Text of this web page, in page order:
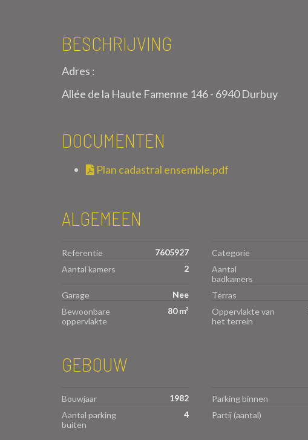
BESCHRIJVING
Adres :
Allée de la Haute Famenne 146 - 6940 Durbuy
DOCUMENTEN
Plan cadastral ensemble.pdf
ALGEMEEN
Referentie 7605927 Categorie
Aantal kamers
2
Aantal
badkamers
Garage Nee Terras
Bewoonbare
oppervlakte
80 m²
Oppervlakte van
het terrein
GEBOUW
Bouwjaar 1982 Parking binnen
Aantal parking
buiten
4 Partij (aantal)